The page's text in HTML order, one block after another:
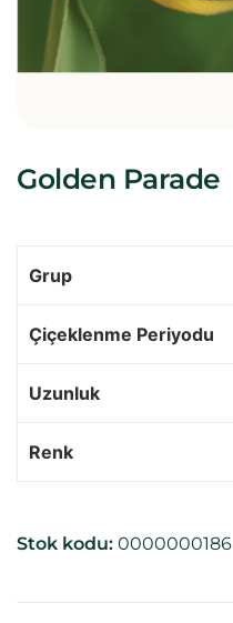
Golden Parade
Grup
Çiçeklenme Periyodu
Uzunluk
Renk
Stok kodu: 0000000186